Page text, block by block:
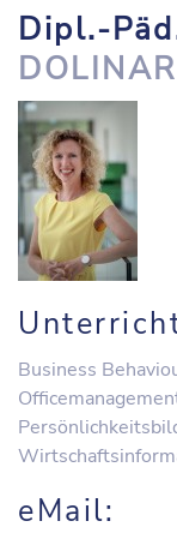
Dipl.-
DOLINAR
Business
eMail: